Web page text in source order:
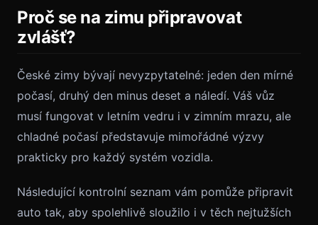
Proč se na zimu připravovat
zvlášť?
České zimy bývají nevyzpytatelné: jeden den mírné
počasí, druhý den minus deset a náledí. Váš vůz
musí fungovat v letním vedru i v zimním mrazu, ale
chladné počasí představuje mimořádné výzvy
prakticky pro každý systém vozidla.
Následující kontrolní seznam vám pomůže připravit
auto tak, aby spolehlivě sloužilo i v těch nejtužších